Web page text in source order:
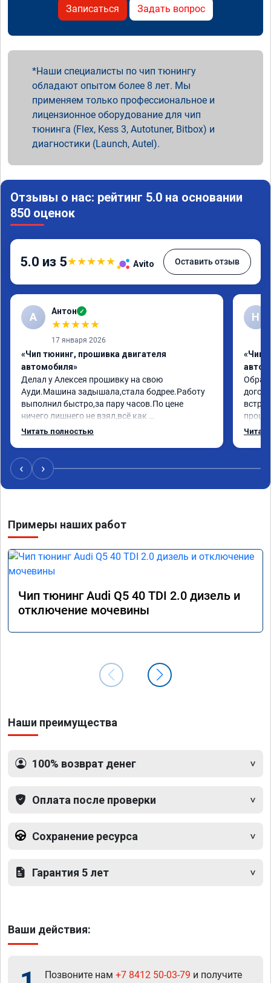
Записаться Задать вопрос
Наши специалисты по чип тюнингу
обладают опытом более 8 лет. Мы
применяем только профессиональное и
лицензионное оборудование для чип
тюнинга (Flex, Kess 3, Autotuner, Bitbox) и
диагностики (Launch, Autel).
Отзывы о нас: рейтинг 5.0 на основании
850 оценок
5.0 из 5★★★★★ Avito Оставить отзыв
А Антон ✓
★★★★★
17 января 2026
«Чип тюнинг, прошивка двигателя
автомобиля»
Делал у Алексея прошивку на свою
Ауди.Машина задышала,стала бодрее.Работу
выполнил быстро,за пару часов.По цене
ничего лишнего не взял,всё как
договаривались заранее.После работы
поломки авто.Однозначно рекомендую
Алексея как грамотного специалиста!
Читать полностью
Н
«Чип
Арман
‹ ›
Примеры наших работ
Чип тюнинг Audi Q5 40 TDI 2.0 дизель и
отключение мочевины
Наши преимущества
100% возврат денег
Оплата после проверки
Сохранение ресурса
Гарантия 5 лет
Ваши действия:
Позвоните нам +7 8412 50-03-79 и получите